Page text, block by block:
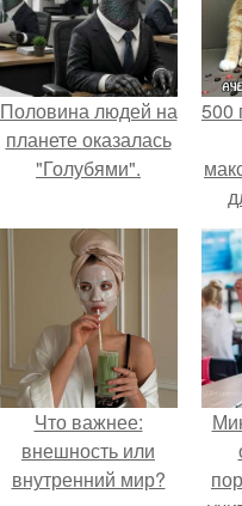
Половина людей на
планете оказалась
"Голубями".
500
Что важнее:
внешность или
внутренний мир?